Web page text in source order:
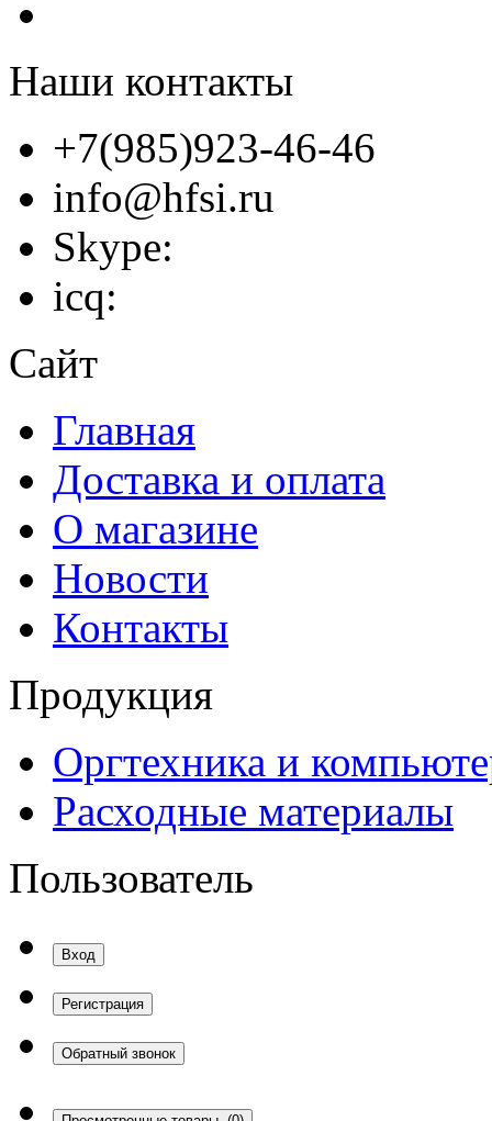
Наши контакты
+7(985)923-46-46
info@hfsi.ru
Skype:
icq:
Сайт
Главная
Доставка и оплата
О магазине
Новости
Контакты
Продукция
Оргтехника и
Расходные материалы
Пользователь
Вход
Регистрация
Обратный звонок